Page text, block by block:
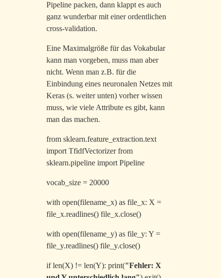
Pipeline packen, dann klappt es auch
ganz wunderbar mit einer ordentlichen
cross-validation.
Eine Maximalgröße für das Vokabular
kann man vorgeben, muss man aber
nicht. Wenn man z.B. für die
Einbindung eines neuronalen Netzes mit
Keras (s. weiter unten) vorher wissen
muss, wie viele Attribute es gibt, kann
man das machen.
from sklearn.feature_extraction.text
import TfidfVectorizer from
sklearn.pipeline import Pipeline
vocab_size = 20000
with open(filename_x) as file_x: X =
file_x.readlines() file_x.close()
with open(filename_y) as file_y: Y =
file_y.readlines() file_y.close()
if len(X) != len(Y): print("Fehler: X